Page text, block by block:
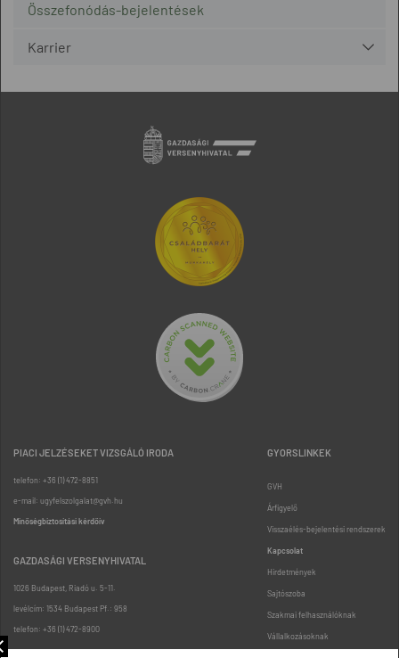
Összefonódás-bejelentések
Karrier
PIACI JELZÉSEKET VIZSGÁLÓ IRODA
telefon: +36 (1) 472-8851
e-mail: ugyfelszolgalat@gvh.hu
Minőségbiztosítási kérdőív
GAZDASÁGI VERSENYHIVATAL
1026 Budapest, Riadó u. 5-11.
levélcím: 1534 Budapest Pf.: 958
telefon: +36 (1) 472-8900
GYORSLINKEK
GVH
Árfigyelő
Visszaélés-bejelentési rendszerek
Kapcsolat
Hirdetmények
Sajtószoba
Szakmai felhasználóknak
Vállalkozásoknak